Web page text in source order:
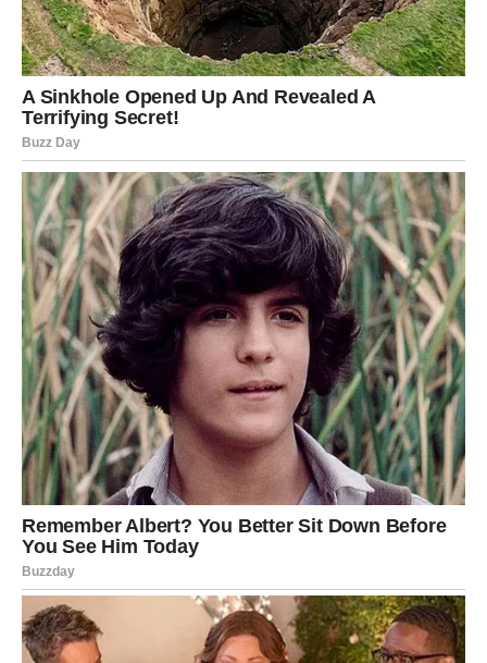
Majka Blizanac je verovatno jedna od najzabavnijih i
najkomunikativnijih majki. Ovaj znak donosivedrinu,humori
otvoreni duhu svoj dom, stvarajući atmosferu u kojoj deca
uče kroz igru i razgovor. Majka Blizanac je sjajanprijatelj
svojoj deci – ona ne samo da im daje ljubav, već je uvek tu da
ih sasluša, pruži savete i stvori kreativne aktivnosti koje im
pomažu da raste u intelektualnom i emocionalnom smislu.
Njene prednosti:
Odlična komunikacijairazumevanje
koja omogućava
otvoren razgovor o svim pitanjima.
Fleksibilnosti sposobnost da uneseradost i zabavuu
svakodnevicu.
Kreativnost, koja čini da svaki trenutak sa decom bude
edukativan i zabavan.
Izazovi:
Ponekad može biti nedovoljno dosledna, što može zbuniti
decu.